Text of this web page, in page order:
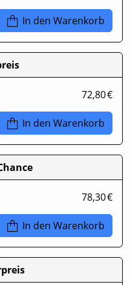
In den Warenkorb
72,80 €
In den Warenkorb
78,30 €
In den Warenkorb